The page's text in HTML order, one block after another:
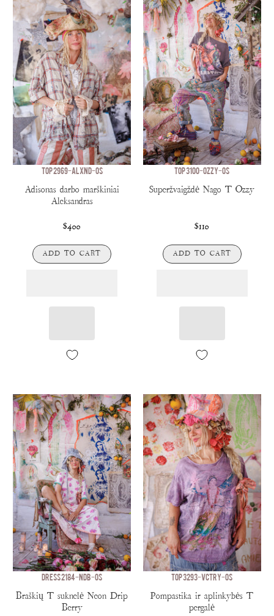
TOP 2969-ALXND-OS
Adisonas darbo marškiniai
Aleksandras
$400
ADD TO CART
TOP 3100-OZZY-OS
Superžvaigždė Nago T Ozzy
$110
ADD TO CART
DRESS 2184-NDB-OS
Braškių T suknelė Neon Drip
Berry
TOP 3293-VCTRY-OS
Pompastika ir aplinkybės T
pergalė